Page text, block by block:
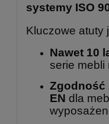
systemy ISO
Kluczowe atuty
Nawet 10
serie mebli
Zgodność
EN dla